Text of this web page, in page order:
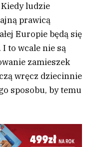
ludzie
prawicą
Europie będą się
I to wcale nie są
zamieszek
wręcz dziecinnie
sposobu, by temu